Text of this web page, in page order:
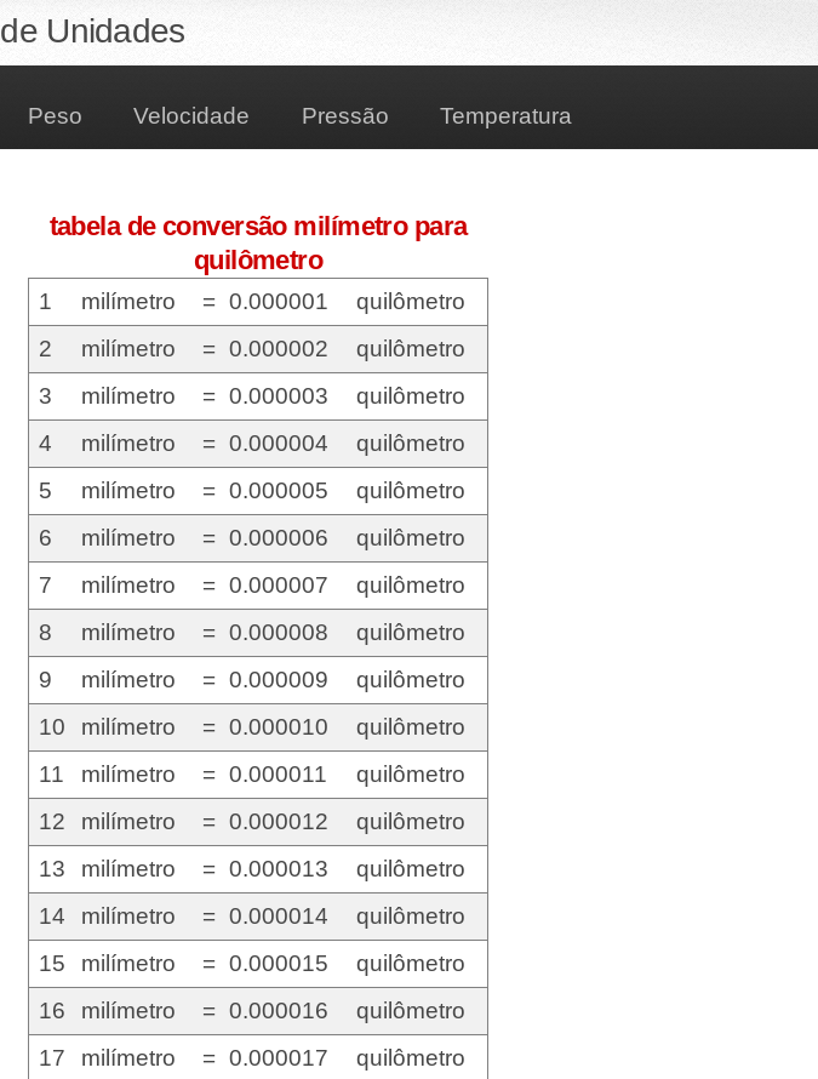
de Unidades
Peso Velocidade Pressão Temperatura
tabela de conversão milímetro para
quilômetro
1 milímetro = 0.000001
quilômetro
2
milímetro = 0.000002
quilômetro
3
milímetro = 0.000003
quilômetro
4
milímetro = 0.000004
quilômetro
5
milímetro = 0.000005
quilômetro
6
milímetro = 0.000006
quilômetro
7
milímetro = 0.000007
quilômetro
8
milímetro = 0.000008
quilômetro
9
milímetro = 0.000009
quilômetro
10
milímetro = 0.000010
quilômetro
11
milímetro = 0.000011
quilômetro
12
milímetro = 0.000012
quilômetro
13
milímetro = 0.000013
quilômetro
14
milímetro = 0.000014
quilômetro
15
milímetro = 0.000015
quilômetro
16
milímetro = 0.000016
quilômetro
17
milímetro = 0.000017
quilômetro